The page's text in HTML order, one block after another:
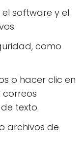
software y el
como
o hacer clic en
correos
texto.
archivos de